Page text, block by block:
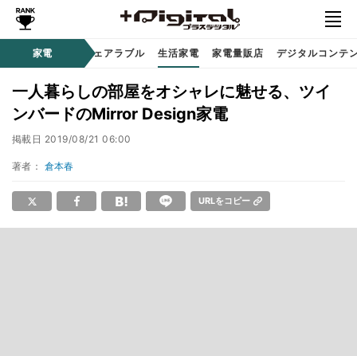
家電
ディオ 時計 / ウェアラブル 生活家電 家電量販店 デジタルコンテ
一人暮らしの部屋をオシャレに魅せる、ツイ
ンバードのMirror Design家電
掲載日 2019/08/21 06:00
著者： 倉本春
URLをコピー